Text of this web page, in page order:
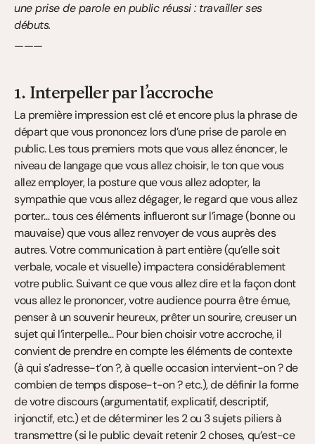
une prise de parole en public réussi : travailler ses
débuts.
———
1. Interpeller par l’accroche
La première impression est clé et encore plus la phrase de
départ que vous prononcez lors d’une prise de parole en
public. Les tous premiers mots que vous allez énoncer, le
niveau de langage que vous allez choisir, le ton que vous
allez employer, la posture que vous allez adopter, la
sympathie que vous allez dégager, le regard que vous allez
porter… tous ces éléments influeront sur l’image (bonne ou
mauvaise) que vous allez renvoyer de vous auprès des
autres. Votre communication à part entière (qu’elle soit
verbale, vocale et visuelle) impactera considérablement
votre public. Suivant ce que vous allez dire et la façon dont
vous allez le prononcer, votre audience pourra être émue,
penser à un souvenir heureux, prêter un sourire, creuser un
sujet qui l’interpelle… Pour bien choisir votre accroche, il
convient de prendre en compte les éléments de contexte
(à qui s’adresse-t’on ?, à quelle occasion intervient-on ? de
combien de temps dispose-t-on ? etc.), de définir la forme
de votre discours (argumentatif, explicatif, descriptif,
injonctif, etc.) et de déterminer les 2 ou 3 sujets piliers à
transmettre (si le public devait retenir 2 choses, qu’est-ce